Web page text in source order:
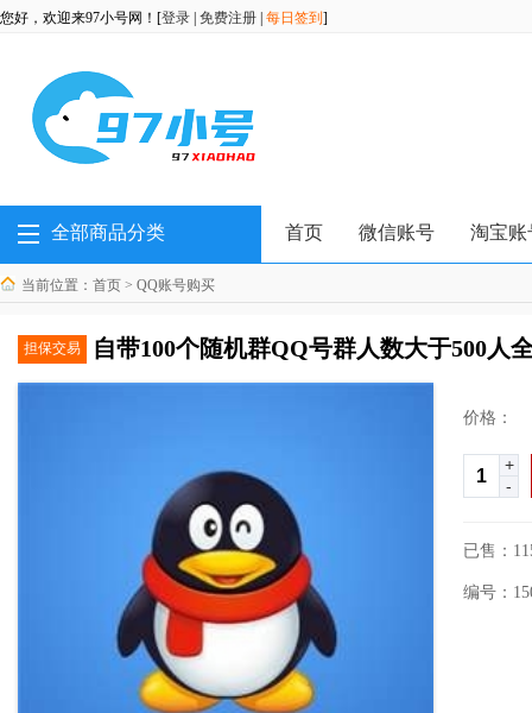
您好，欢迎来97小号网！[登录 免费注册 每日签到 ]
全部商品分类 首页 微信账号 淘宝账
当前位置： 首页 > QQ账号购买
担保交易 自带100个随机群QQ号群人数大于500人
价格：
+
-
已售：
编号：